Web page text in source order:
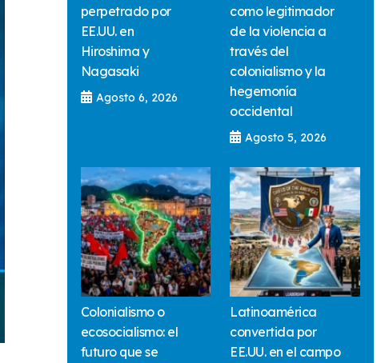
perpetrado por
EE.UU. en
Hiroshima y
Nagasaki
Agosto 6, 2026
como legitimador
de la violencia a
través del
colonialismo y la
hegemonía
occidental
Agosto 5, 2026
Colonialismo o
ecosocialismo: el
futuro que se
Latinoamérica
convertida por
EE.UU. en el campo